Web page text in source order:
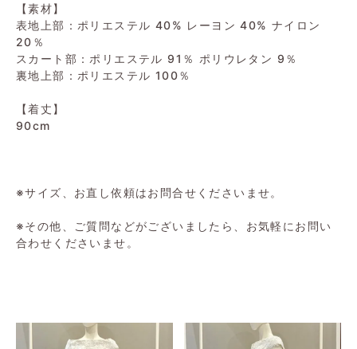
【素材】
表地上部：ポリエステル 40% レーヨン 40% ナイロン
20％
スカート部：ポリエステル 91％ ポリウレタン 9％
裏地上部：ポリエステル 100％
【着丈】
90cm
※サイズ、お直し依頼はお問合せくださいませ。
※その他、ご質問などがございましたら、お気軽にお問い
合わせくださいませ。